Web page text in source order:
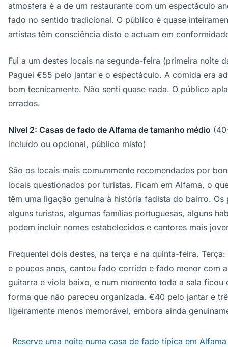
atmosfera é a de um restaurante com um espectáculo
fado no sentido tradicional. O público é quase
artistas têm consciência disto e actuam em
Fui a um destes locais na segunda-feira (primeira noite
Paguei €55 pelo jantar e o espectáculo. A comida era
bom tecnicamente. Não senti quase nada. O público
errados.
Nível 2: Casas de fado de Alfama de tamanho médio
incluído ou opcional, público misto)
São os locais mais comummente recomendados por
locais questionados por turistas. Ficam em Alfama, o
têm uma ligação genuína à história fadista do bairro.
alguns turistas, algumas famílias portuguesas, alguns
podem incluir nomes estabelecidos e cantores mais
Frequentei dois destes, na terça e na quinta-feira.
e poucos anos, cantou fado corrido e fado menor com
guitarra e viola baixo, e num momento toda a sala ficou
forma que não pareceu organizada. €40 pelo jantar e
ligeiramente menos memorável, embora ainda
Reserve uma noite numa casa de fado típica em